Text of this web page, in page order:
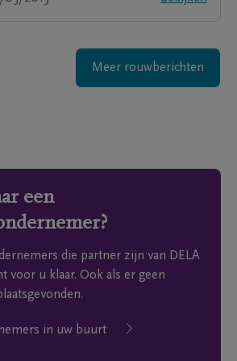
Meer rouwberichten
een
die partner zijn van DELA
voor u klaar. Ook als er geen
in uw buurt